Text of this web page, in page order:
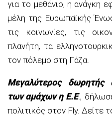
για το μεθάνιο, η ανάγκη
μέλη της Ευρωπαϊκής
τις κοινωνίες, τις
πλανήτη, τα
τον πόλεμο στη Γάζα.
Μεγαλύτερος δωρητής
των αμάχων η Ε.Ε.,
πολιτικός στον Fly. Δείτε